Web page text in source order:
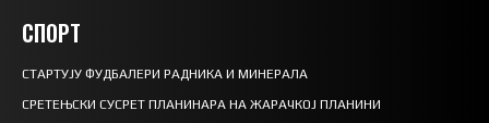
СПОРТ
СТАРТУЈУ ФУДБАЛЕРИ РАДНИКА И МИНЕРАЛА
СРЕТЕЊСКИ СУСРЕТ ПЛАНИНАРА НА ЖАРАЧКОЈ ПЛАНИНИ